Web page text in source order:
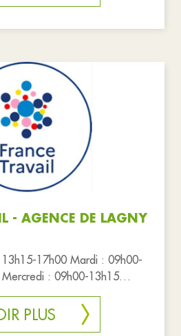
- AGENCE DE LAGNY
17h00 Mardi : 09h00-
: 09h00-13h15
09h00-13h15 1
PLUS